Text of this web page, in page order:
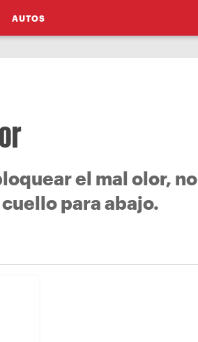
AUTOS
el mal olor, no
para abajo.